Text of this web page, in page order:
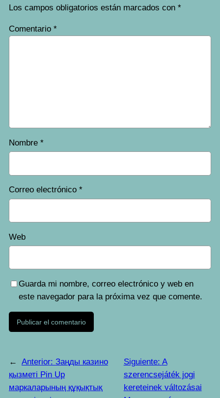
Los campos obligatorios están marcados con *
Comentario *
Nombre *
Correo electrónico *
Web
Guarda mi nombre, correo electrónico y web en
este navegador para la próxima vez que comente.
← Anterior: Заңды казино
қызметі Pin Up
маркаларының құқықтық
Siguiente: A
szerencsejáték jogi
kereteinek változásai